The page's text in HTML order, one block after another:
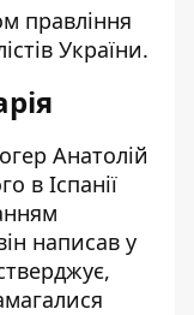
правління
України.
Анатолій
в Іспанії
написав у